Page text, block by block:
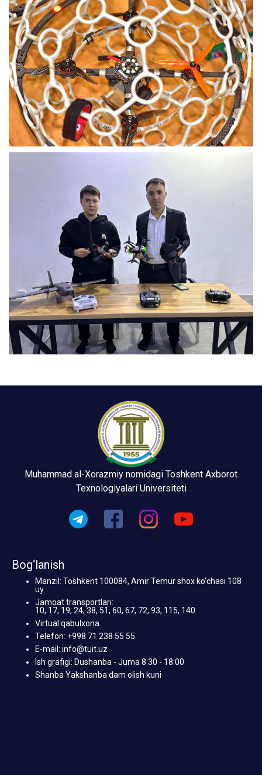
Muhammad al-Xorazmiy nomidagi Toshkent Axborot
Texnologiyalari Universiteti
Bog‘lanish
Manzil: Toshkent 100084, Amir Temur shox ko‘chasi 108
uy
Jamoat transportlari:
10, 17, 19, 24, 38, 51, 60, 67, 72, 93, 115, 140
Virtual qabulxona
Telefon: +998 71 238 55 55
E-mail: info@tuit.uz
Ish grafigi: Dushanba - Juma 8:30 - 18:00
Shanba Yakshanba dam olish kuni